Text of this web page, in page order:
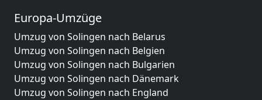
Europa-Umzüge
Umzug von Solingen nach Belarus
Umzug von Solingen nach Belgien
Umzug von Solingen nach Bulgarien
Umzug von Solingen nach Dänemark
Umzug von Solingen nach England